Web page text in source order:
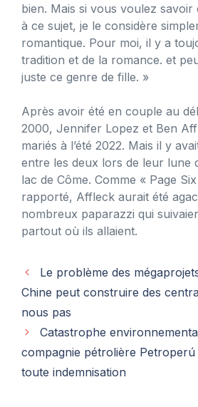
bien. Mais si vous voulez savoir
à ce sujet, je le considère
romantique. Pour moi, il y a
tradition et de la romance. et
juste ce genre de fille. »
Après avoir été en couple au
2000, Jennifer Lopez et Ben
mariés à l’été 2022. Mais il y
entre les deux lors de leur lune
lac de Côme. Comme « Page
rapporté, Affleck aurait été
nombreux paparazzi qui
partout où ils allaient.
Le problème des
Chine peut construire des
nous pas
Catastrophe
compagnie pétrolière
toute indemnisation